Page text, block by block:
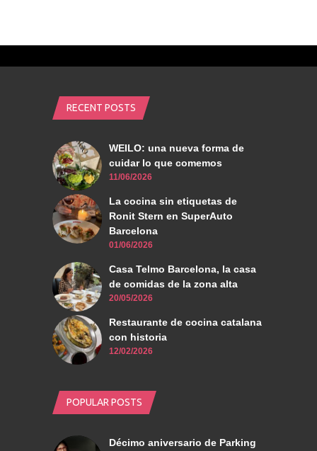
RECENT POSTS
WEILO: una nueva forma de
cuidar lo que comemos
11/06/2026
La cocina sin etiquetas de
Ronit Stern en SuperAuto
Barcelona
01/06/2026
Casa Telmo Barcelona, la casa
de comidas de la zona alta
20/05/2026
Restaurante de cocina catalana
con historia
12/02/2026
POPULAR POSTS
Décimo aniversario de Parking